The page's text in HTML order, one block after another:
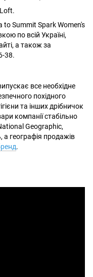
to Summit Spark Women's
по всій Україні,
а також за
38.
все необхідне
похідного
та інших дрібничок
компанії стабільно
Geographic,
а географія продажів
.